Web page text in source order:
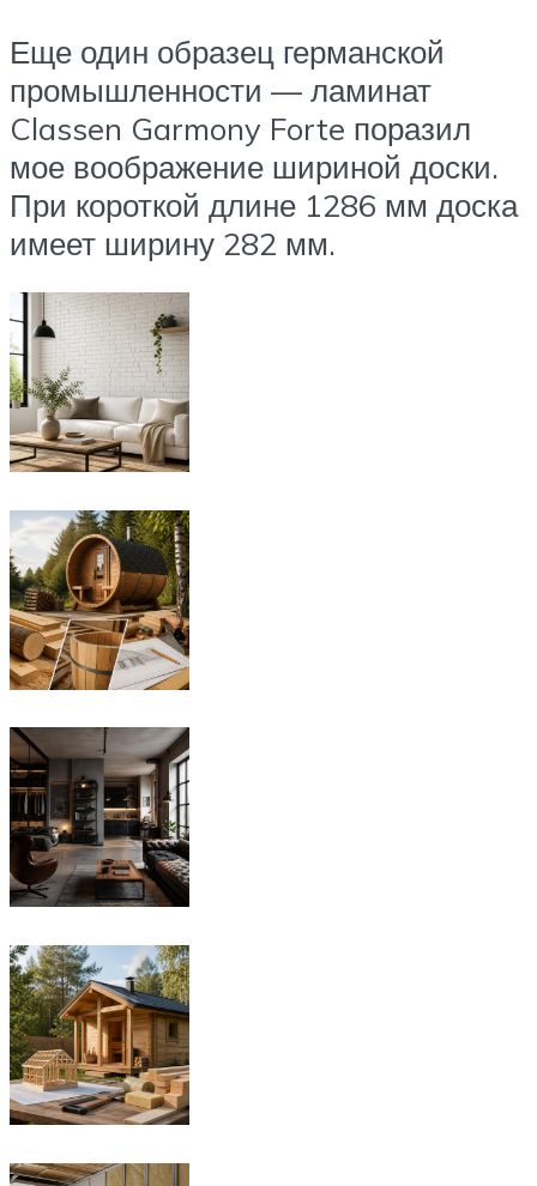
Еще один образец германской
промышленности — ламинат
Classen Garmony Forte поразил
мое воображение шириной доски.
При короткой длине 1286 мм доска
имеет ширину 282 мм.